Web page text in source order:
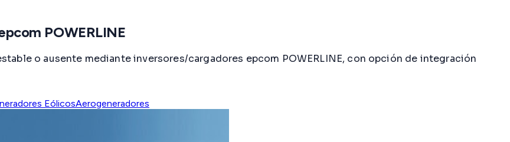
POWERLINE
o ausente mediante inversores/cargadores epcom POWERLINE, con opción de integración
EólicosAerogeneradores